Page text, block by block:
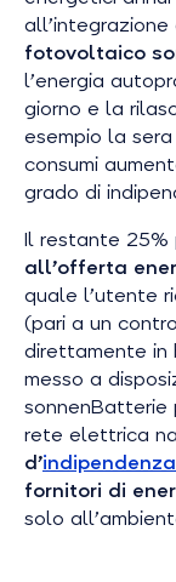
all’integrazione
fotovoltaico
l’energia
giorno e la
esempio la
consumi
grado di
Il restante 25%
all’offerta
quale l’utente
(pari a un
direttamente in
messo a
sonnenBatterie
rete elettrica
d’
fornitori di
solo